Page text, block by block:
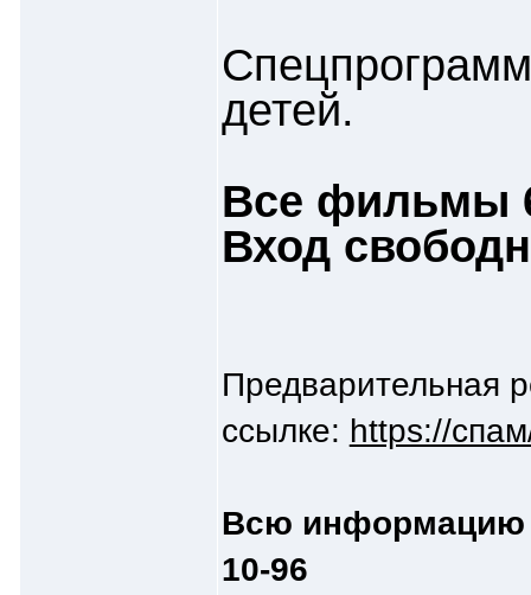
детей.
Все фильмы
Вход
Предварительная
ссылке: https://
Всю информацию
10-96